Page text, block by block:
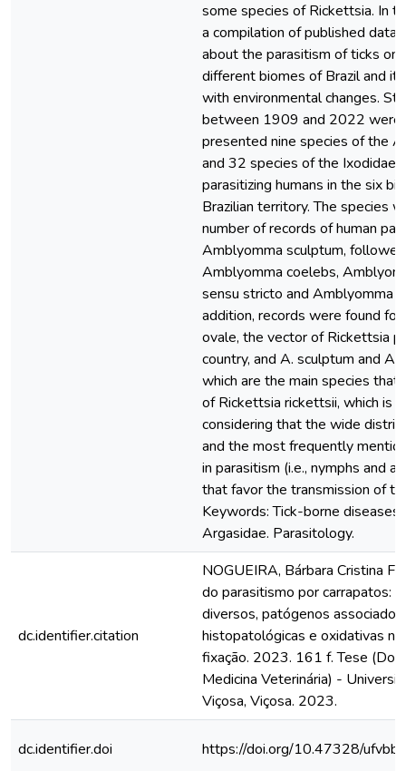
some species of Rickettsia. In
a compilation of published data
about the parasitism of ticks on
different biomes of Brazil and
with environmental changes.
between 1909 and 2022 were
presented nine species of the
and 32 species of the Ixodidae
parasitizing humans in the six
Brazilian territory. The species
number of records of human
Amblyomma sculptum,
Amblyomma coelebs,
sensu stricto and Amblyomma
addition, records were found
ovale, the vector of Rickettsia
country, and A. sculptum and A.
which are the main species that
of Rickettsia rickettsii, which is
considering that the wide
and the most frequently
in parasitism (i.e., nymphs and
that favor the transmission of
Keywords: Tick-borne
Argasidae. Parasitology.
dc.identifier.citation
NOGUEIRA, Bárbara Cristina
do parasitismo por carrapatos:
diversos, patógenos
histopatológicas e oxidativas
fixação. 2023. 161 f. Tese
Medicina Veterinária) -
Viçosa, Viçosa. 2023.
dc.identifier.doi https://doi.org/10.47328/